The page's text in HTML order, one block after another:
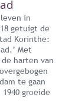
in
getuigt de
Korinthe:
Met
harten van
te gaan
groeide